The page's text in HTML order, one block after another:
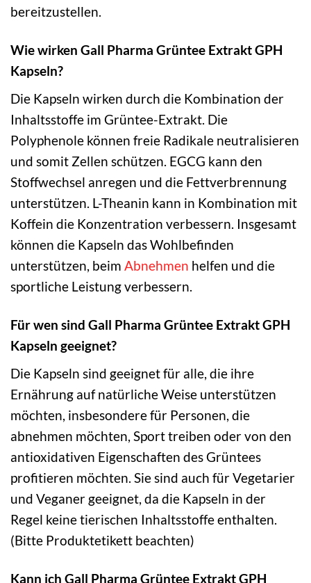
bereitzustellen.
Wie wirken Gall Pharma Grüntee Extrakt GPH
Kapseln?
Die Kapseln wirken durch die Kombination der
Inhaltsstoffe im Grüntee-Extrakt. Die
Polyphenole können freie Radikale neutralisieren
und somit Zellen schützen. EGCG kann den
Stoffwechsel anregen und die Fettverbrennung
unterstützen. L-Theanin kann in Kombination mit
Koffein die Konzentration verbessern. Insgesamt
können die Kapseln das Wohlbefinden
unterstützen, beim Abnehmen helfen und die
sportliche Leistung verbessern.
Für wen sind Gall Pharma Grüntee Extrakt GPH
Kapseln geeignet?
Die Kapseln sind geeignet für alle, die ihre
Ernährung auf natürliche Weise unterstützen
möchten, insbesondere für Personen, die
abnehmen möchten, Sport treiben oder von den
antioxidativen Eigenschaften des Grüntees
profitieren möchten. Sie sind auch für Vegetarier
und Veganer geeignet, da die Kapseln in der
Regel keine tierischen Inhaltsstoffe enthalten.
(Bitte Produktetikett beachten)
Kann ich Gall Pharma Grüntee Extrakt GPH